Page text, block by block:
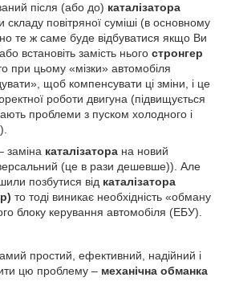
після (або до) каталізатора
складу повітряної суміші (в основному
те ж саме буде відбуватися якщо Ви
або встановіть замість нього стронгер
при цьому «мізки» автомобіля
щоб компенсувати ці зміни, і це
роботи двигуна (підвищується
проблеми з пуском холодного і
заміна каталізатора на новий
(це в рази дешевше)). Але
позбутися від каталізатора
то тоді виникає необхідність «обману
блоку керування автомобіля (ЕБУ).
простий, ефективний, надійний і
цю проблему – механічна обманка